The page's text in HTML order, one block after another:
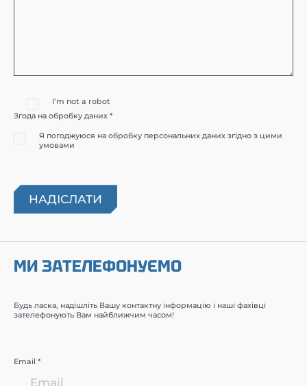
I’m not a robot
Згода на обробку даних *
Я погоджуюся на обробку персональних даних згідно з цими
умовами
МИ ЗАТЕЛЕФОНУЄМО
Будь ласка, надішліть Вашу контактну інформацію і наші фахівці
зателефонують Вам найближчим часом!
Email *